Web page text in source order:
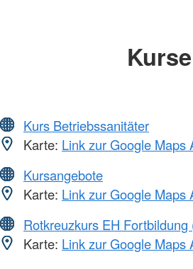
Kurse
Kurs Betriebssanitäter
Karte: Link zur Google Maps
Kursangebote
Karte: Link zur Google Maps
Rotkreuzkurs EH Fortbildung
Karte: Link zur Google Maps